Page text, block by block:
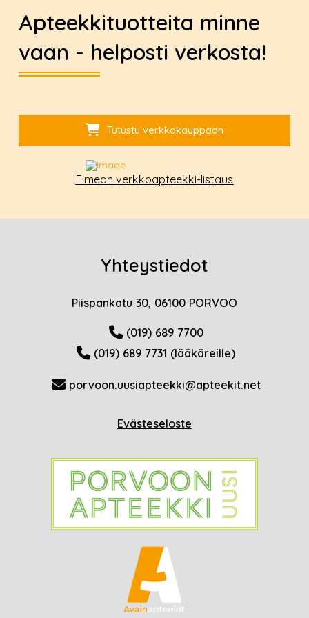
Apteekkituotteita minne
vaan - helposti verkosta!
Tutustu verkkokauppaan
Fimean verkkoapteekki-listaus
Yhteystiedot
Piispankatu 30, 06100 PORVOO
(019) 689 7700
(019) 689 7731 (lääkäreille)
porvoon.uusiapteekki@apteekit.net
Evästeseloste